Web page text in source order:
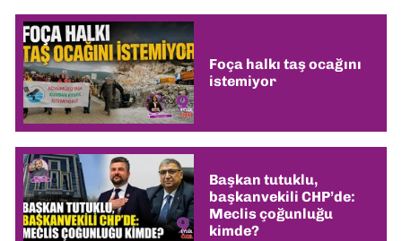
Foça halkı taş ocağını
istemiyor
Başkan tutuklu,
başkanvekili CHP’de:
Meclis çoğunluğu
kimde?